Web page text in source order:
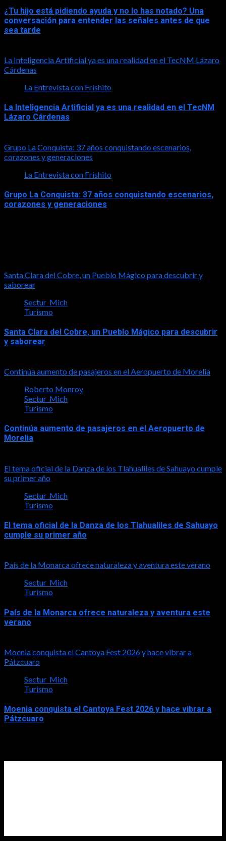
¿Tu hijo está pidiendo ayuda y no lo has notado? Una
conversación para entender las señales antes de que
sea tarde
La Inteligencia Artificial ya es una realidad en el TecNM Lázaro
Cárdenas
La Entrevista con Frishito
La Inteligencia Artificial ya es una realidad en el TecNM
Lázaro Cárdenas
Grupo La Conquista: 37 años conquistando escenarios,
corazones y generaciones
La Entrevista con Frishito
Grupo La Conquista: 37 años conquistando escenarios,
corazones y generaciones
Santa Clara del Cobre, un Pueblo Mágico para descubrir y
saborear
Sectur_Mich
Turismo
Santa Clara del Cobre, un Pueblo Mágico para descubrir
y saborear
Continúa aumento de pasajeros en el Aeropuerto de Morelia
Roberto Monroy
Sectur_Mich
Turismo
Continúa aumento de pasajeros en el Aeropuerto de
Morelia
El tema oficial de la Danza de los Tlahualiles de Sahuayo cumple
su primer año
Sectur_Mich
Turismo
El tema oficial de la Danza de los Tlahualiles de Sahuayo
cumple su primer año
País de la Monarca ofrece naturaleza y aventura este verano
Sectur_Mich
Turismo
País de la Monarca ofrece naturaleza y aventura este
verano
Moenia conquista el Cantoya Fest 2026 y hace vibrar a
Pátzcuaro
Sectur_Mich
Turismo
Moenia conquista el Cantoya Fest 2026 y hace vibrar a
Pátzcuaro